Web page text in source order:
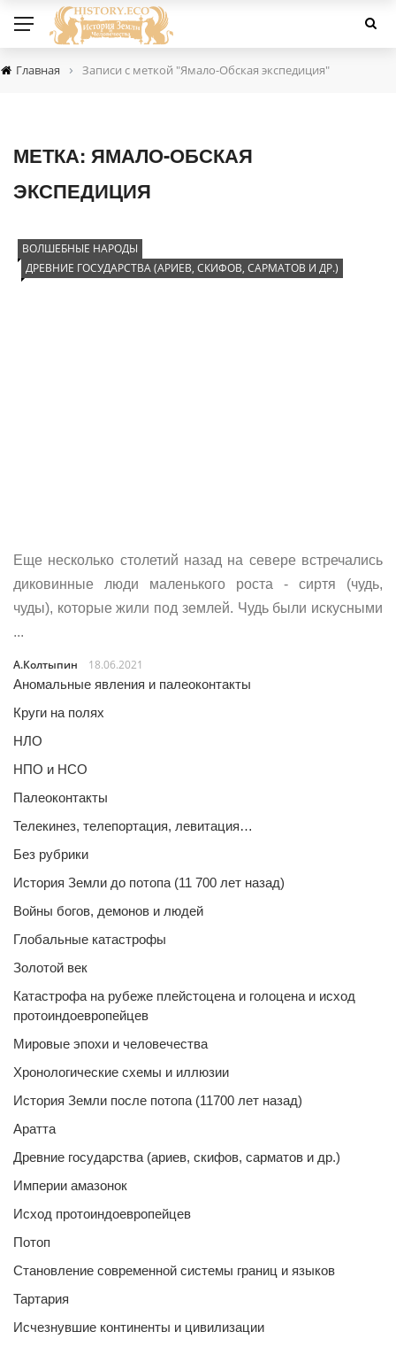
Главная › Записи с меткой "Ямало-Обская экспедиция"
МЕТКА: ЯМАЛО-ОБСКАЯ
ЭКСПЕДИЦИЯ
ВОЛШЕБНЫЕ НАРОДЫ
ДРЕВНИЕ ГОСУДАРСТВА (АРИЕВ, СКИФОВ, САРМАТОВ И ДР.)
Еще несколько столетий назад на севере встречались
диковинные люди маленького роста - сиртя (чудь,
чуды), которые жили под землей. Чудь были искусными
...
А.Колтыпин
18.06.2021
Аномальные явления и палеоконтакты
Круги на полях
НЛО
НПО и НСО
Палеоконтакты
Телекинез, телепортация, левитация…
Без рубрики
История Земли до потопа (11 700 лет назад)
Войны богов, демонов и людей
Глобальные катастрофы
Золотой век
Катастрофа на рубеже плейстоцена и голоцена и исход
протоиндоевропейцев
Мировые эпохи и человечества
Хронологические схемы и иллюзии
История Земли после потопа (11700 лет назад)
Аратта
Древние государства (ариев, скифов, сарматов и др.)
Империи амазонок
Исход протоиндоевропейцев
Потоп
Становление современной системы границ и языков
Тартария
Исчезнувшие континенты и цивилизации